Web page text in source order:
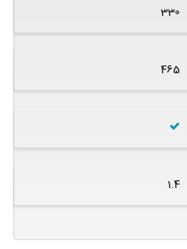
330
465
1.4